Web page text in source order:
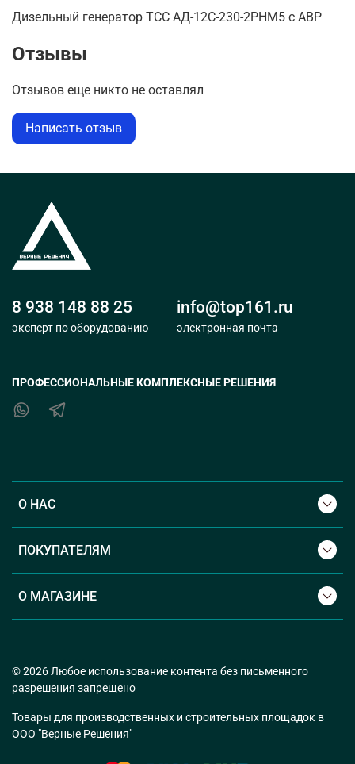
Дизельный генератор ТСС АД-12С-230-2РНМ5 с АВР
Отзывы
Отзывов еще никто не оставлял
Написать отзыв
О НАС
ПОКУПАТЕЛЯМ
О МАГАЗИНЕ
8 938 148 88 25
эксперт по оборудованию
info@top161.ru
электронная почта
ПРОФЕССИОНАЛЬНЫЕ КОМПЛЕКСНЫЕ РЕШЕНИЯ
© 2026 Любое использование контента без письменного
разрешения запрещено
Товары для производственных и строительных площадок в
ООО "Верные Решения"